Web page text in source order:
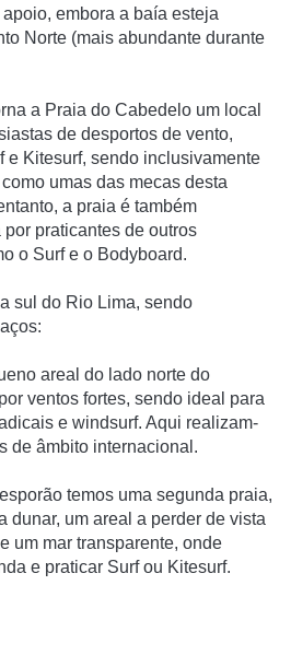
embora a baí­a esteja
Norte (mais abundante durante
a Praia do Cabedelo um local
de desportos de vento,
e Kitesurf, sendo inclusivamente
umas das mecas desta
a praia é também
por praticantes de outros
o Surf e o Bodyboard.
sul do Rio Lima, sendo
areal do lado norte do
ventos fortes, sendo ideal para
e windsurf. Aqui realizam-
de âmbito internacional.
temos uma segunda praia,
dunar, um areal a perder de vista
um mar transparente, onde
e praticar Surf ou Kitesurf.